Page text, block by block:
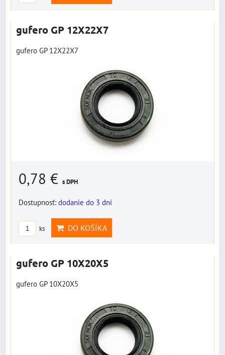
gufero GP 12X22X7
gufero GP 12X22X7
0,78 € s DPH
Dostupnosť: dodanie do 3 dní
ks DO KOŠÍKA
gufero GP 10X20X5
gufero GP 10X20X5